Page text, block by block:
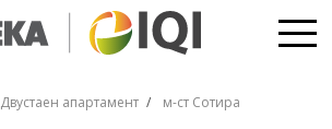
Двустаен апартамент м-ст Сотира